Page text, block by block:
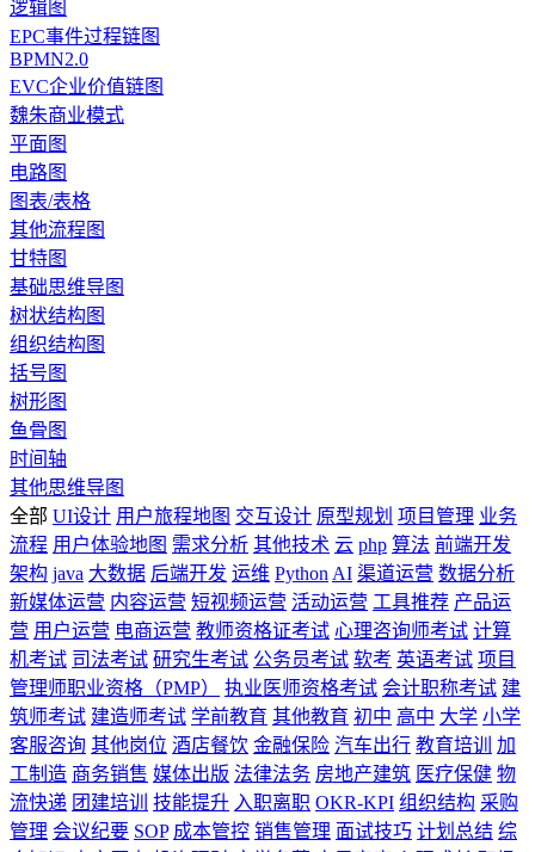
逻辑图
EPC事件过程链图
BPMN2.0
EVC企业价值链图
魏朱商业模式
平面图
电路图
图表/表格
其他流程图
甘特图
基础思维导图
树状结构图
组织结构图
括号图
树形图
鱼骨图
时间轴
其他思维导图
全部 UI设计 用户旅程地图 交互设计 原型规划 项目管理 业务
流程 用户体验地图 需求分析 其他技术 云 php 算法 前端开发
架构 java 大数据 后端开发 运维 Python AI 渠道运营 数据分析
新媒体运营 内容运营 短视频运营 活动运营 工具推荐 产品运
营 用户运营 电商运营 教师资格证考试 心理咨询师考试 计算
机考试 司法考试 研究生考试 公务员考试 软考 英语考试 项目
管理师职业资格（PMP）
执业医师资格考试 会计职称考试 建
筑师考试 建造师考试 学前教育 其他教育 初中 高中 大学 小学
客服咨询 其他岗位 酒店餐饮 金融保险 汽车出行 教育培训
加
工制造 商务销售 媒体出版 法律法务 房地产建筑 医疗保健 物
流快递 团建培训 技能提升 入职离职 OKR-KPI 组织结构 采购
管理 会议纪要 SOP 成本管控 销售管理 面试技巧 计划总结 综